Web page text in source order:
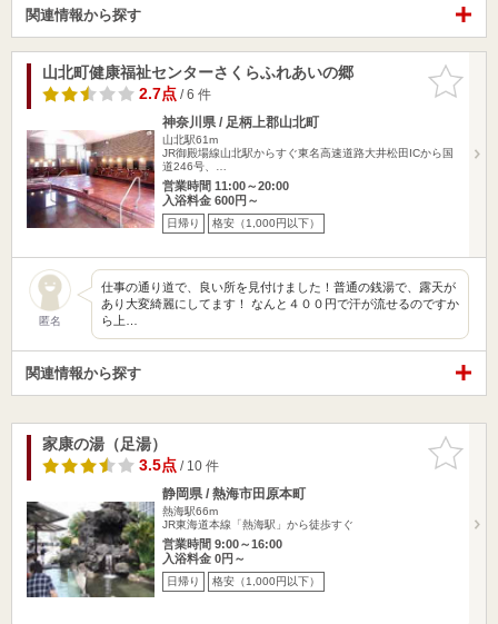
関連情報から探す
お気に入
りに追加
山北町健康福祉センターさくらふれあいの郷
2.7点/ 6 件
神奈川県 / 足柄上郡山北町
山北駅61m
JR御殿場線山北駅からすぐ東名高速道路大井松田ICから国
道246号、…
営業時間 11:00～20:00
入浴料金 600円～
日帰り 格安（1,000円以下）
匿名
仕事の通り道で、良い所を見付けました！普通の銭湯で、露天が
あり大変綺麗にしてます！ なんと４００円で汗が流せるのですか
ら上…
関連情報から探す
お気に入
りに追加
家康の湯（足湯）
3.5点/ 10 件
静岡県 / 熱海市田原本町
熱海駅66m
JR東海道本線「熱海駅」から徒歩すぐ
営業時間 9:00～16:00
入浴料金 0円～
日帰り 格安（1,000円以下）